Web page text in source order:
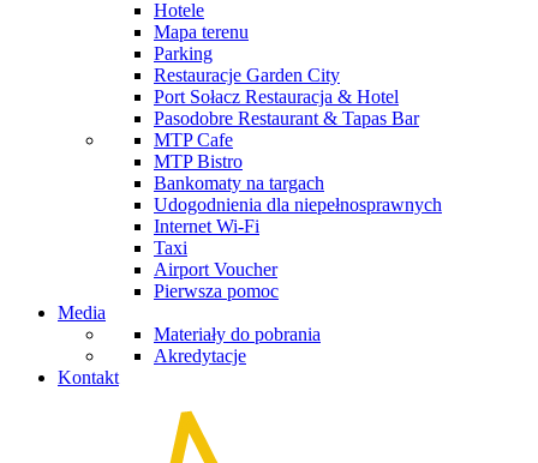
Hotele
Mapa terenu
Parking
Restauracje Garden City
Port Sołacz Restauracja & Hotel
Pasodobre Restaurant & Tapas Bar
MTP Cafe
MTP Bistro
Bankomaty na targach
Udogodnienia dla niepełnosprawnych
Internet Wi-Fi
Taxi
Airport Voucher
Pierwsza pomoc
Media
Materiały do pobrania
Akredytacje
Kontakt